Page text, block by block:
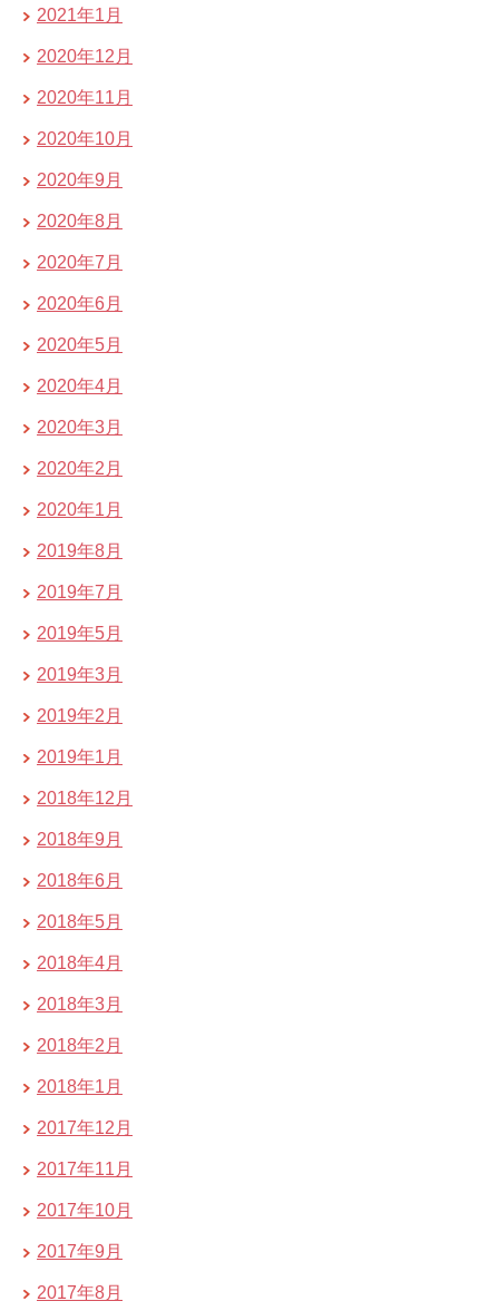
2021年1月
2020年12月
2020年11月
2020年10月
2020年9月
2020年8月
2020年7月
2020年6月
2020年5月
2020年4月
2020年3月
2020年2月
2020年1月
2019年8月
2019年7月
2019年5月
2019年3月
2019年2月
2019年1月
2018年12月
2018年9月
2018年6月
2018年5月
2018年4月
2018年3月
2018年2月
2018年1月
2017年12月
2017年11月
2017年10月
2017年9月
2017年8月